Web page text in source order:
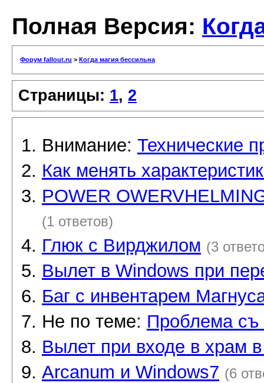
Полная Версия:
Форум fallout.ru > Когда магия бессильна
Страницы: 1, 2
Внимание: Технические
Как менять
POWER
(1 ответов)
Глюк с Вирджилом (3
Вылет в Windows при
Баг с инвентарем
Не по теме: Проблема съ
Вылет при входе в храм
Arcanum и Windows7 (6